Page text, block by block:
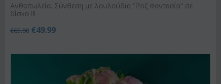
Ανθοπωλεία. Σύνθεση με λουλούδια "Ροζ Φαντασία" σε
δίσκο !!!
€65.00 €49.99